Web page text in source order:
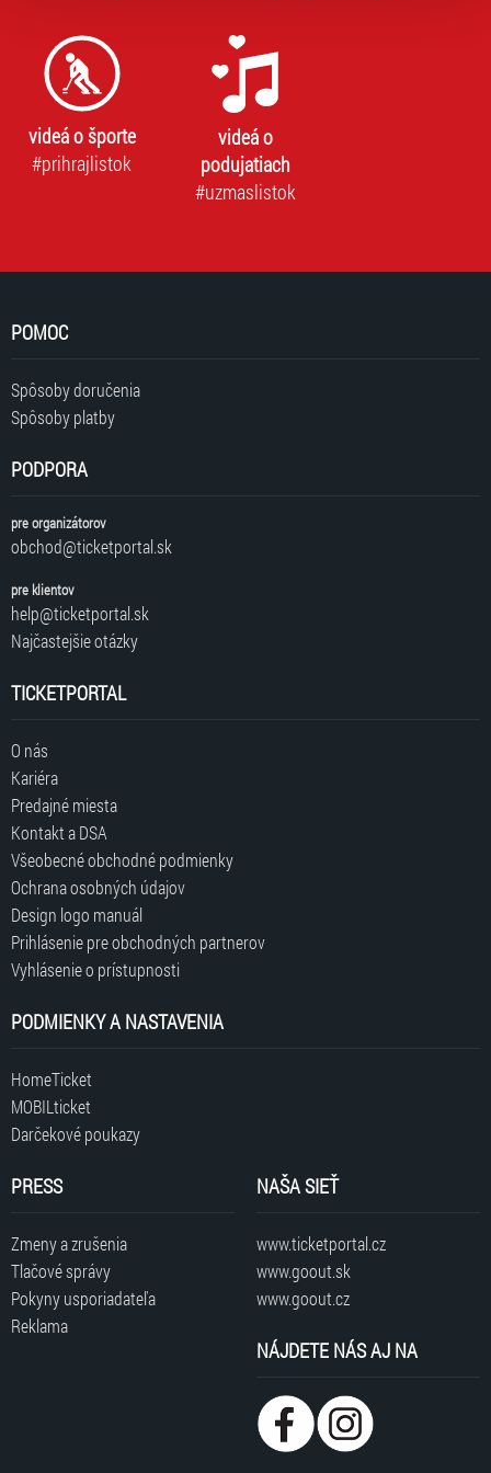
videá o športe
#prihrajlistok
videá o
podujatiach
#uzmaslistok
POMOC
Spôsoby doručenia
Spôsoby platby
PODPORA
pre organizátorov
obchod@ticketportal.sk
pre klientov
help@ticketportal.sk
Najčastejšie otázky
TICKETPORTAL
O nás
Kariéra
Predajné miesta
Kontakt a DSA
Všeobecné obchodné podmienky
Ochrana osobných údajov
Design logo manuál
Prihlásenie pre obchodných partnerov
Vyhlásenie o prístupnosti
PODMIENKY A NASTAVENIA
HomeTicket
MOBILticket
Darčekové poukazy
PRESS
Zmeny a zrušenia
Tlačové správy
Pokyny usporiadateľa
Reklama
NAŠA SIEŤ
www.ticketportal.cz
www.goout.sk
www.goout.cz
NÁJDETE NÁS AJ NA